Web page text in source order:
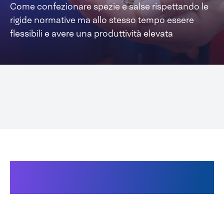
Come confezionare spezie e salse rispettando le
rigide normative ma allo stesso tempo essere
flessibili e avere una produttività elevata